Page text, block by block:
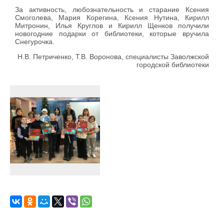
За активность, любознательность и старание Ксения
Смоголева, Мария Корегина, Ксения Нутина, Кирилл
Митронин, Илья Круглов и Кирилл Щенков получили
новогодние подарки от библиотеки, которые вручила
Снегурочка.
Н.В. Петриченко, Т.В. Воронова, специалисты Заволжской
городской библиотеки